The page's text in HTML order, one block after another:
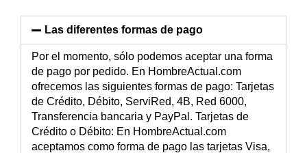
Las diferentes formas de pago
Por el momento, sólo podemos aceptar una forma
de pago por pedido. En HombreActual.com
ofrecemos las siguientes formas de pago: Tarjetas
de Crédito, Débito, ServiRed, 4B, Red 6000,
Transferencia bancaria y PayPal. Tarjetas de
Crédito o Débito: En HombreActual.com
aceptamos como forma de pago las tarjetas Visa,